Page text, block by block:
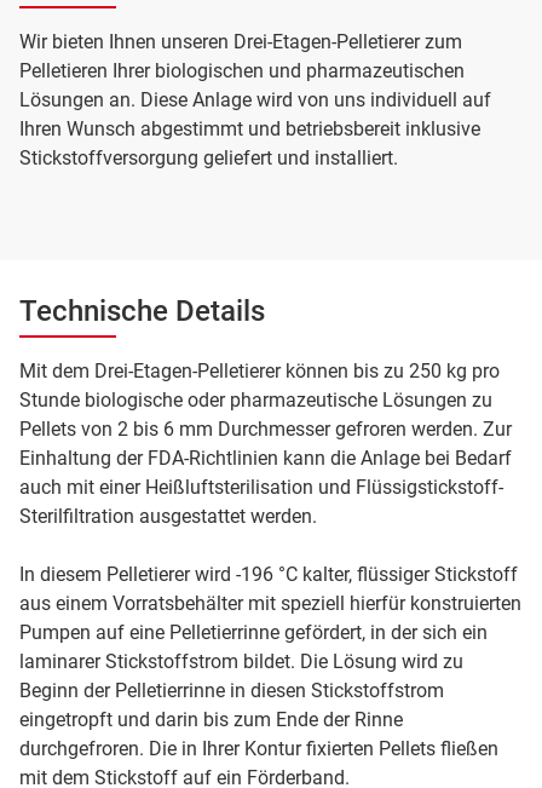
Wir bieten Ihnen unseren Drei-Etagen-Pelletierer zum
Pelletieren Ihrer biologischen und pharmazeutischen
Lösungen an. Diese Anlage wird von uns individuell auf
Ihren Wunsch abgestimmt und betriebsbereit inklusive
Stickstoffversorgung geliefert und installiert.
Technische Details
Mit dem Drei-Etagen-Pelletierer können bis zu 250 kg pro
Stunde biologische oder pharmazeutische Lösungen zu
Pellets von 2 bis 6 mm Durchmesser gefroren werden. Zur
Einhaltung der FDA-Richtlinien kann die Anlage bei Bedarf
auch mit einer Heißluftsterilisation und Flüssigstickstoff-
Sterilfiltration ausgestattet werden.
In diesem Pelletierer wird -196 °C kalter, flüssiger Stickstoff
aus einem Vorratsbehälter mit speziell hierfür konstruierten
Pumpen auf eine Pelletierrinne gefördert, in der sich ein
laminarer Stickstoffstrom bildet. Die Lösung wird zu
Beginn der Pelletierrinne in diesen Stickstoffstrom
eingetropft und darin bis zum Ende der Rinne
durchgefroren. Die in Ihrer Kontur fixierten Pellets fließen
mit dem Stickstoff auf ein Förderband.